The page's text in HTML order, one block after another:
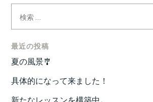
索:
最近の投稿
夏の風景🎐
具体的になって来ました！
新たなレッスンを構築中。